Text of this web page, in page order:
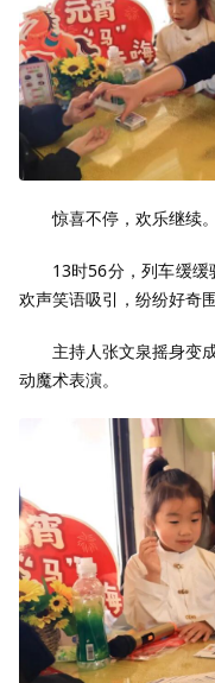
惊喜不停，欢乐继续。
13时56分，列车缓
欢声笑语吸引，纷纷好奇
主持人张文泉摇身变
动魔术表演。